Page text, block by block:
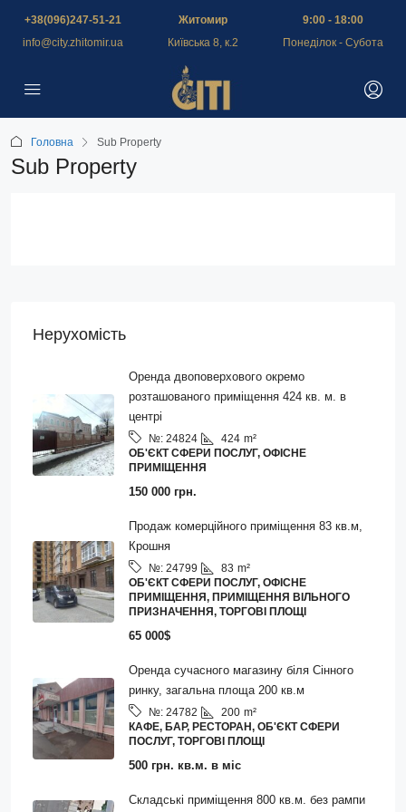
+38(096)247-51-21
info@city.zhitomir.ua
Житомир
Київська 8, к.2
9:00 - 18:00
Понеділок - Субота
Головна Sub Property
Sub Property
Нерухомість
Оренда двоповерхового окремо
розташованого приміщення 424 кв. м. в
центрі
№: 24824 424 m²
ОБ'ЄКТ СФЕРИ ПОСЛУГ, ОФІСНЕ
ПРИМІЩЕННЯ
150 000 грн.
Продаж комерційного приміщення 83 кв.м,
Крошня
№: 24799 83 m²
ОБ'ЄКТ СФЕРИ ПОСЛУГ, ОФІСНЕ
ПРИМІЩЕННЯ, ПРИМІЩЕННЯ ВІЛЬНОГО
ПРИЗНАЧЕННЯ, ТОРГОВІ ПЛОЩІ
65 000$
Оренда сучасного магазину біля Сінного
ринку, загальна площа 200 кв.м
№: 24782 200 m²
КАФЕ, БАР, РЕСТОРАН, ОБ'ЄКТ СФЕРИ
ПОСЛУГ, ТОРГОВІ ПЛОЩІ
500 грн. кв.м. в міс
Складські приміщення 800 кв.м. без рампи